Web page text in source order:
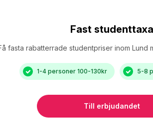
Fast studenttaxa
fasta rabatterrade studentpriser inom Lund
1-4 personer 100-130kr 5-8
Till erbjudandet